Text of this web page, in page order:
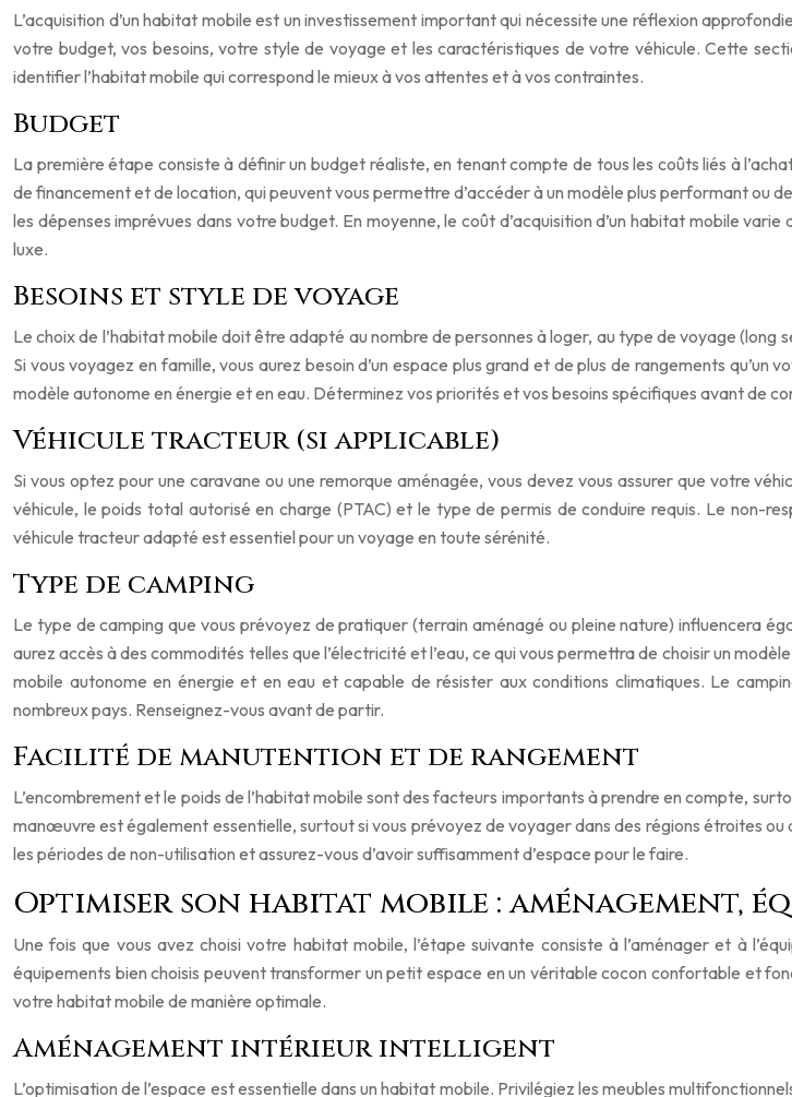
L’acquisition d’un habitat mobile est un investissement important qui nécessite une réflexion
votre budget, vos besoins, votre style de voyage et les caractéristiques de votre véhicule. Cette
identifier l’habitat mobile qui correspond le mieux à vos attentes et à vos contraintes.
Budget
La première étape consiste à définir un budget réaliste, en tenant compte de tous les coûts liés à
de financement et de location, qui peuvent vous permettre d’accéder à un modèle plus performant ou
les dépenses imprévues dans votre budget. En moyenne, le coût d’acquisition d’un habitat mobile
luxe.
Besoins et style de voyage
Le choix de l’habitat mobile doit être adapté au nombre de personnes à loger, au type de voyage
Si vous voyagez en famille, vous aurez besoin d’un espace plus grand et de plus de rangements
modèle autonome en énergie et en eau. Déterminez vos priorités et vos besoins spécifiques avant de
Véhicule tracteur (si applicable)
Si vous optez pour une caravane ou une remorque aménagée, vous devez vous assurer que votre
véhicule, le poids total autorisé en charge (PTAC) et le type de permis de conduire requis. Le non-
véhicule tracteur adapté est essentiel pour un voyage en toute sérénité.
Type de camping
Le type de camping que vous prévoyez de pratiquer (terrain aménagé ou pleine nature) influencera
aurez accès à des commodités telles que l’électricité et l’eau, ce qui vous permettra de choisir un
mobile autonome en énergie et en eau et capable de résister aux conditions climatiques. Le
nombreux pays. Renseignez-vous avant de partir.
Facilité de manutention et de rangement
L’encombrement et le poids de l’habitat mobile sont des facteurs importants à prendre en compte,
manœuvre est également essentielle, surtout si vous prévoyez de voyager dans des régions étroites
les périodes de non-utilisation et assurez-vous d’avoir suffisamment d’espace pour le faire.
Optimiser son habitat mobile : aménagement,
Une fois que vous avez choisi votre habitat mobile, l’étape suivante consiste à l’aménager et à
équipements bien choisis peuvent transformer un petit espace en un véritable cocon confortable et
votre habitat mobile de manière optimale.
Aménagement intérieur intelligent
L’optimisation de l’espace est essentielle dans un habitat mobile. Privilégiez les meubles